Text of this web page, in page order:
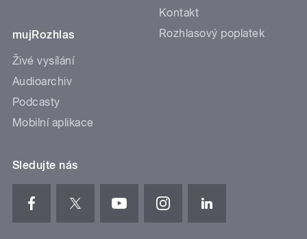
mujRozhlas
Živé vysílání
Audioarchiv
Podcasty
Mobilní aplikace
Kontakt
Rozhlasový poplatek
Sledujte nás